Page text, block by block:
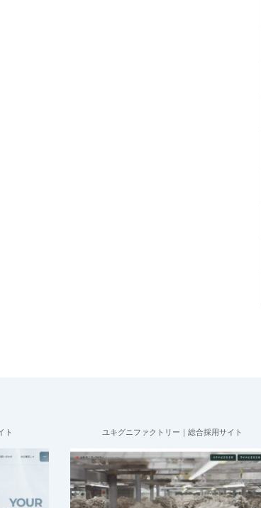
ト
ービス
ユキグニファクトリー｜総合採用サイト
2025.07.09
004_総合採用サイト 014_食品 大企業の